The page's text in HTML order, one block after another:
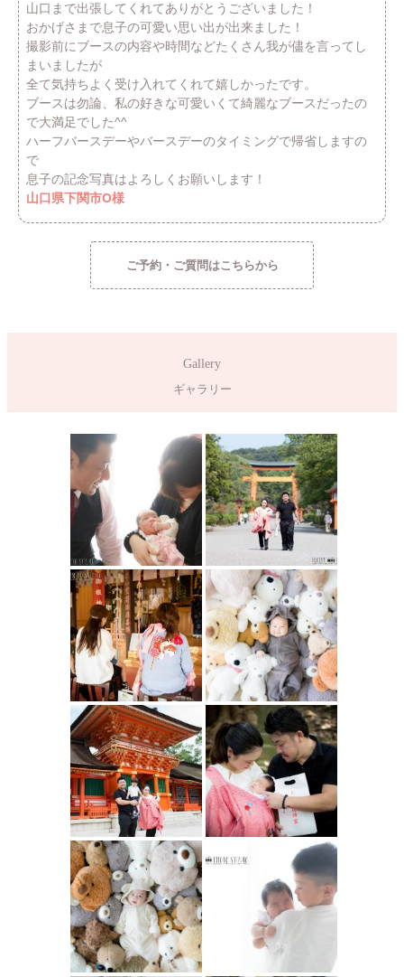
山口まで出張してくれてありがとうございました！
おかげさまで息子の可愛い思い出が出来ました！
撮影前にブースの内容や時間などたくさん我が儘を言ってし
まいましたが
全て気持ちよく受け入れてくれて嬉しかったです。
ブースは勿論、私の好きな可愛いくて綺麗なブースだったの
で大満足でした^^
ハーフバースデーやバースデーのタイミングで帰省しますの
で
息子の記念写真はよろしくお願いします！
山口県下関市O様
ご予約・ご質問はこちらから
Gallery
ギャラリー